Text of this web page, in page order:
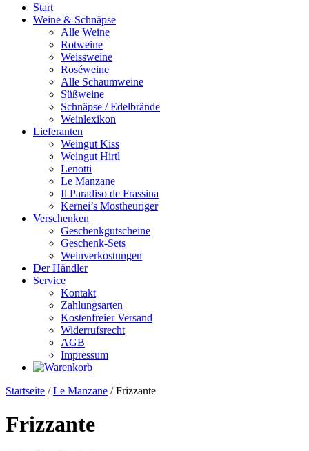
Start
Weine & Schnäpse
Alle Weine
Rotweine
Weissweine
Roséweine
Alle Schaumweine
Süßweine
Schnäpse / Edelbrände
Weinlexikon
Lieferanten
Weingut Kiss
Weingut Hirtl
Lenotti
Le Manzane
Il Paradiso de Frassina
Kernei’s Mostheuriger
Verschenken
Geschenkgutscheine
Geschenk-Sets
Weinverkostungen
Der Händler
Service
Kontakt
Zahlungsarten
Kostenfreier Versand
Widerrufsrecht
AGB
Impressum
Startseite /Le Manzane / Frizzante
Frizzante